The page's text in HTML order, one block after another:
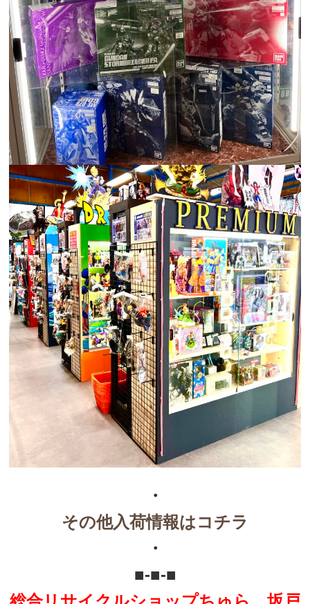
・
その他入荷情報はコチラ
・
■-■-■